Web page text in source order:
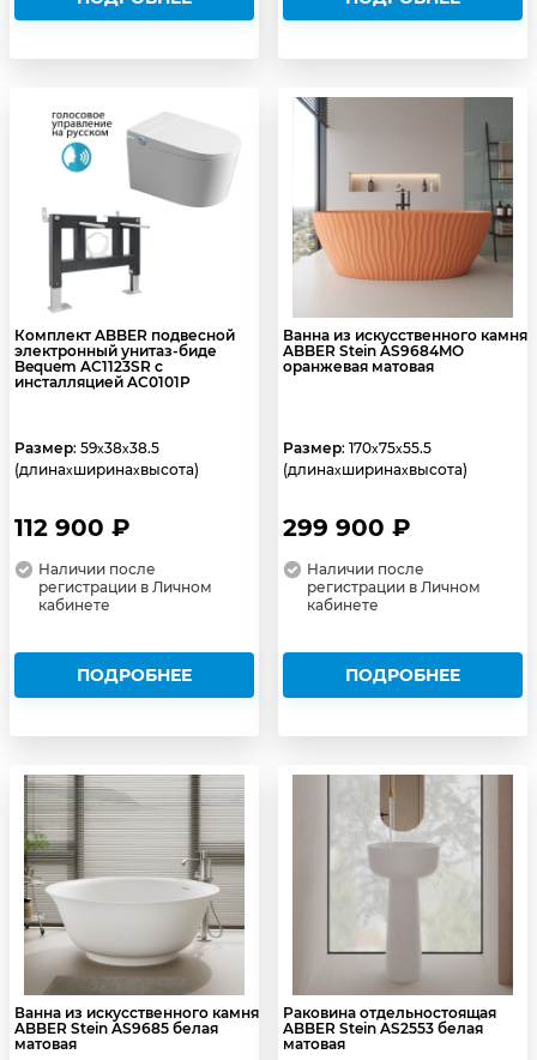
Комплект ABBER подвесной
электронный унитаз-биде
Bequem AC1123SR с
инсталляцией AC0101P
Размер: 59x38x38.5
(длинаxширинаxвысота)
112 900 ₽
Наличии после
регистрации в Личном
кабинете
ПОДРОБНЕЕ
Ванна из искусственного камня
ABBER Stein AS9684MO
оранжевая матовая
Размер: 170x75x55.5
(длинаxширинаxвысота)
299 900 ₽
Наличии после
регистрации в Личном
кабинете
ПОДРОБНЕЕ
Ванна из искусственного камня
ABBER Stein AS9685 белая
матовая
Раковина отдельностоящая
ABBER Stein AS2553 белая
матовая